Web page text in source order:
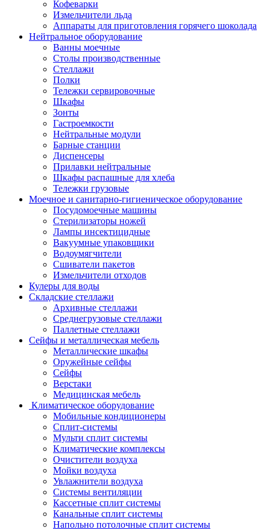
Кофеварки
Измельчители льда
Аппараты для приготовления горячего шоколада
Нейтральное оборудование
Ванны моечные
Столы производственные
Стеллажи
Полки
Тележки сервировочные
Шкафы
Зонты
Гастроемкости
Нейтральные модули
Барные станции
Диспенсеры
Прилавки нейтральные
Шкафы распашные для хлеба
Тележки грузовые
Моечное и санитарно-гигиеническое оборудование
Посудомоечные машины
Стерилизаторы ножей
Лампы инсектицидные
Вакуумные упаковщики
Водоумягчители
Сшиватели пакетов
Измельчители отходов
Кулеры для воды
Складские стеллажи
Архивные стеллажи
Среднегрузовые стеллажи
Паллетные стеллажи
Сейфы и металлическая мебель
Металлические шкафы
Оружейные сейфы
Сейфы
Верстаки
Медицинская мебель
Климатическое оборудование
Мобильные кондиционеры
Сплит-системы
Мульти сплит системы
Климатические комплексы
Очистители воздуха
Мойки воздуха
Увлажнители воздуха
Системы вентиляции
Кассетные сплит системы
Канальные сплит системы
Напольно потолочные сплит системы